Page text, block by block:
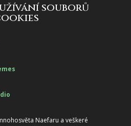
souborů
Naefaru a veškeré